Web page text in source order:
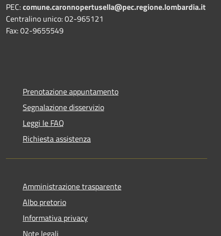
PEC:comune.caronnopertusella@pec.regione.lombardia.it
Centralino unico: 02-965121
Fax: 02-9655549
Prenotazione appuntamento
Segnalazione disservizio
Leggi le FAQ
Richiesta assistenza
Amministrazione trasparente
Albo pretorio
Informativa privacy
Note legali